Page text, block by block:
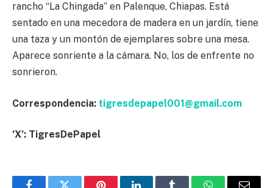
rancho “La Chingada” en Palenque, Chiapas. Está
sentado en una mecedora de madera en un jardín, tiene
una taza y un montón de ejemplares sobre una mesa.
Aparece sonriente a la cámara. No, los de enfrente no
sonrieron.
Correspondencia: tigresdepapel001@gmail.com
‘X’: TigresDePapel